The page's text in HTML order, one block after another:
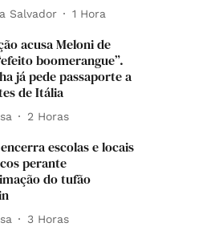
Salvador 1 Hora
acusa Meloni de
boomerangue”.
já pede passaporte a
de Itália
2 Horas
escolas e locais
perante
do tufão
3 Horas